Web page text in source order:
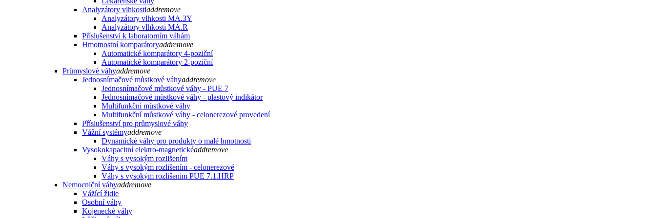
Analyzátory vlhkostiaddremove
Analyzátory vlhkosti MA.3Y
Analyzátory vlhkosti MA.R
Příslušenství k laboratorním váhám
Hmotnostní komparátoryaddremove
Automatické komparátory 4-poziční
Automatické komparátory 2-poziční
Průmyslové váhyaddremove
Jednosnímačové můstkové váhyaddremove
Jednosnímačové můstkové váhy - PUE 7
Jednosnímačové můstkové váhy - plastový indikátor
Multifunkční můstkové váhy
Multifunkční můstkové váhy - celonerezové provedení
Příslušenství pro průmyslové váhy
Vážní systémyaddremove
Dynamické váhy pro produkty o malé hmotnosti
Vysokokapacitní elektro-magnetickéaddremove
Váhy s vysokým rozlišením
Váhy s vysokým rozlišením - celonerezové
Váhy s vysokým rozlišením PUE 7.1.HRP
Nemocniční váhyaddremove
Vážící židle
Osobní váhy
Kojenecké váhy